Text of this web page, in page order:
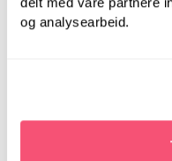
og analysearbeid.